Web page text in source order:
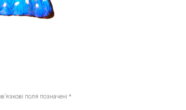
поля позначені *